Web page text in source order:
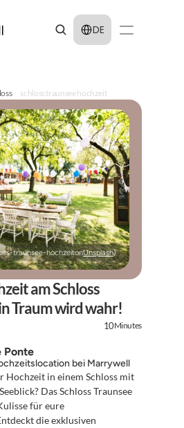
Select Language
DE
schloss traunsee hochzeit
traunsee-hochzeitonUnsplash)
am Schloss
Traum wird wahr!
10Minutes
Ponte
bei Marrywell
Hochzeit in einem Schloss mit
Das Schloss Traunsee
für eure
die exklusiven